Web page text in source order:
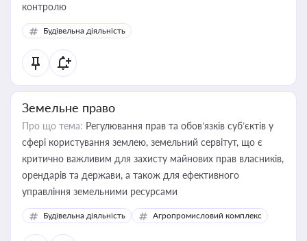
контролю
Будівельна діяльність
Земельне право
Про що тема: Регулювання прав та обов’язків суб’єктів у
сфері користування землею, земельний сервітут, що є
критично важливим для захисту майнових прав власників,
орендарів та держави, а також для ефективного
управління земельними ресурсами
Будівельна діяльність Агропромисловий комплекс